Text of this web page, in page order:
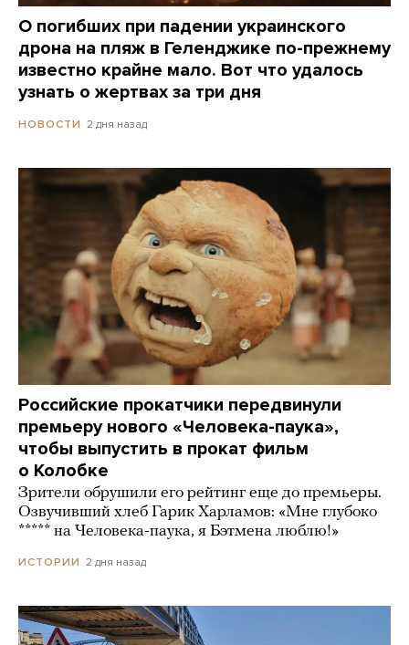
О погибших при падении украинского
дрона на пляж в Геленджике по-прежнему
известно крайне мало. Вот что удалось
узнать о жертвах за три дня
НОВОСТИ 2 дня назад
Российские прокатчики передвинули
премьеру нового «Человека-паука»,
чтобы выпустить в прокат фильм
о Колобке
Зрители обрушили его рейтинг еще до премьеры.
Озвучивший хлеб Гарик Харламов: «Мне глубоко
***** на Человека-паука, я Бэтмена люблю!»
ИСТОРИИ 2 дня назад